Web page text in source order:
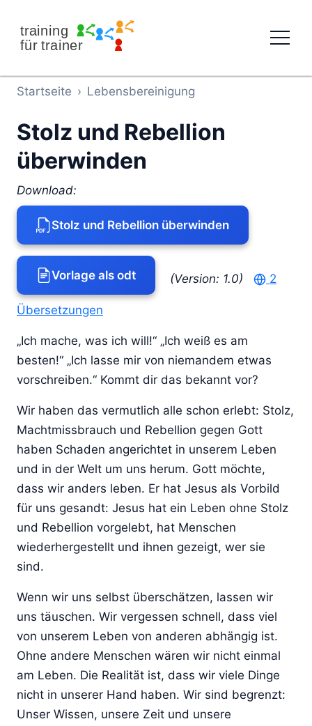
Startseite › Lebens­bereinigung
Stolz und Rebellion
überwinden
Download:
Stolz und Rebellion überwinden
Vorlage als odt (Version: 1.0) 2
Übersetzungen
„Ich mache, was ich will!“ „Ich weiß es am
besten!“ „Ich lasse mir von niemandem etwas
vorschreiben.“ Kommt dir das bekannt vor?
Wir haben das vermutlich alle schon erlebt: Stolz,
Machtmissbrauch und Rebellion gegen Gott
haben Schaden angerichtet in unserem Leben
und in der Welt um uns herum. Gott möchte,
dass wir anders leben. Er hat Jesus als Vorbild
für uns gesandt: Jesus hat ein Leben ohne Stolz
und Rebellion vorgelebt, hat Menschen
wiederhergestellt und ihnen gezeigt, wer sie
sind.
Wenn wir uns selbst überschätzen, lassen wir
uns täuschen. Wir vergessen schnell, dass viel
von unserem Leben von anderen abhängig ist.
Ohne andere Menschen wären wir nicht einmal
am Leben. Die Realität ist, dass wir viele Dinge
nicht in unserer Hand haben. Wir sind begrenzt:
Unser Wissen, unsere Zeit und unsere